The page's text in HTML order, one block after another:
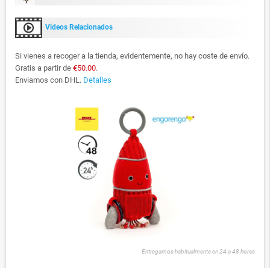
Videos Relacionados
Si vienes a recoger a la tienda, evidentemente, no hay coste de envío.
Gratis a partir de €50.00.
Enviamos con DHL. Detalles
Entregamos habitualmente en 24 a 48 horas